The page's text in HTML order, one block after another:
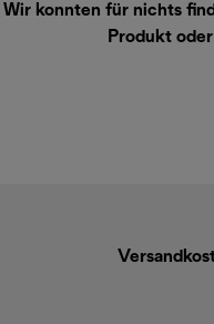
Wir konnten für nichts
Produkt oder